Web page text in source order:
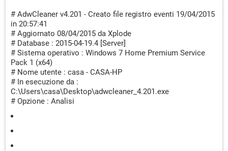
entVersion\Explorer\Browser Helper Objects\{95B7759C-
8C7F-4BF1-B163-73684A933233} -> Trovato
[Suspicious.Path] (X64)
HKEY_LOCAL_MACHINE\System\CurrentControlSet\Service
s\asl ("C:\ProgramData\Service\Application\asl.exe") ->
Trovato
[PUP] (X64)
HKEY_LOCAL_MACHINE\System\CurrentControlSet\Service
s\bProtector -> Trovato
[Hidden.From.SCM] (X64)
HKEY_LOCAL_MACHINE\System\CurrentControlSet\Service
[PUP|Suspicious.Path] (X64)
HKEY_LOCAL_MACHINE\System\CurrentControlSet\Service
# AdwCleaner v4.201 - Creato file registro eventi 19/04/2015
in 20:57:41
# Aggiornato 08/04/2015 da Xplode
# Database : 2015-04-19.4 [Server]
# Sistema operativo : Windows 7 Home Premium Service
Pack 1 (x64)
# Nome utente : casa - CASA-HP
# In esecuzione da :
C:\Users\casa\Desktop\adwcleaner_4.201.exe
# Opzione : Analisi